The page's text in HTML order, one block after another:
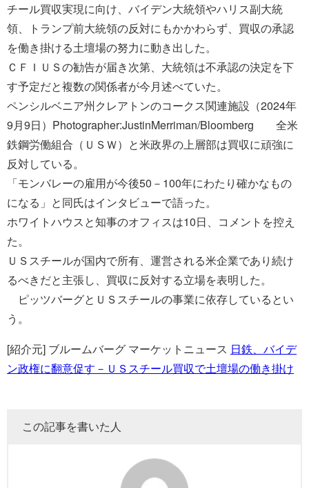
チール買収実現に向け、バイデン大統領やハリス副大統
領、トランプ前大統領の反対にもかかわらず、買収の承認
を働き掛ける土壇場の努力に動き出した。
ＣＦＩＵＳの勧告が届き次第、大統領は不承認の決定を下
す予定だと複数の関係者が今月述べていた。
ペンシルベニア州クレアトンのコークス関連施設（2024年
9月9日）Photographer:JustinMerriman/Bloomberg 全米
鉄鋼労働組合（ＵＳＷ）と米政界の上層部は買収に頑強に
反対している。
「モンバレーの雇用が今後50－100年にわたり確かなもの
になる」と同氏はインタビューで語った。
ホワイトハウスと知事のオフィスは10日、コメントを控え
た。
ＵＳスチールが国内で所有、運営される米企業であり続け
るべきだと主張し、買収に反対する立場を表明した。
ピッツバーグとＵＳスチールの事業に依存しているとい
う。
[紹介元] ブルームバーグ マーケットニュース 日鉄、バイデ
ン政権に翻意促す－ＵＳスチール買収で土壇場の働き掛け
この記事を書いた人